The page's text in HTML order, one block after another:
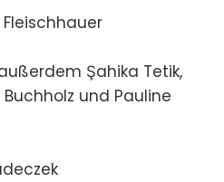
Şahika Tetik,
und Pauline